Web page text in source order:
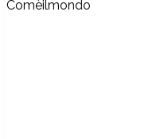
Comèilmondo